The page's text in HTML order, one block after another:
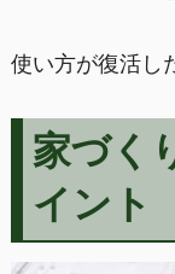
使い方が復活し
家づく
イント